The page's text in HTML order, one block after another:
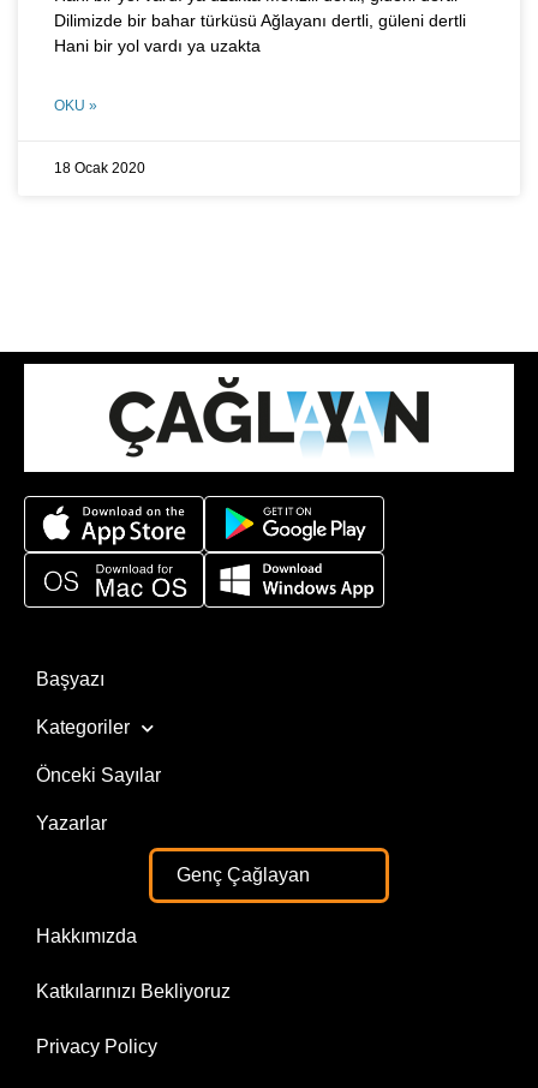
Dilimizde bir bahar türküsü Ağlayanı dertli, güleni dertli
Hani bir yol vardı ya uzakta
OKU »
18 Ocak 2020
Başyazı
Kategoriler
Önceki Sayılar
Yazarlar
Genç Çağlayan
Hakkımızda
Katkılarınızı Bekliyoruz
Privacy Policy